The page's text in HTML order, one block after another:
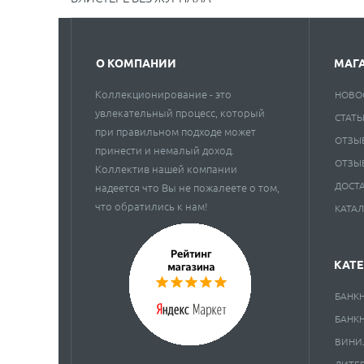
О КОМПАНИИ
Коллекционирование - это
увлекательный процесс, который
при правильном подходе может
принести и немалый доход.
Коллектив нашей компании
надеется что Вы не пожалеете о том,
что обратились к нам!